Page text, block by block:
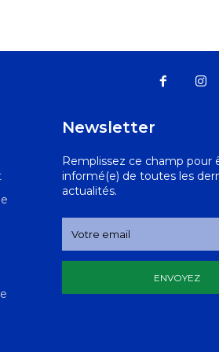
Newsletter
Remplissez ce champ pour
informé(e) de toutes les
actualités.
ENVOYEZ